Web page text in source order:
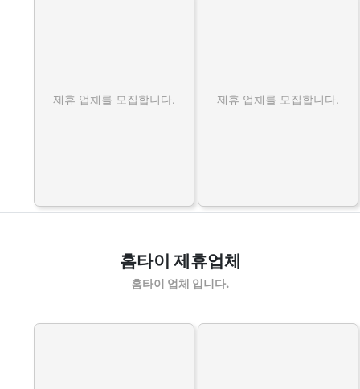
제휴 업체를 모집합니다. 제휴 업체를 모집합니다.
홈타이 제휴업체
홈타이 업체 입니다.